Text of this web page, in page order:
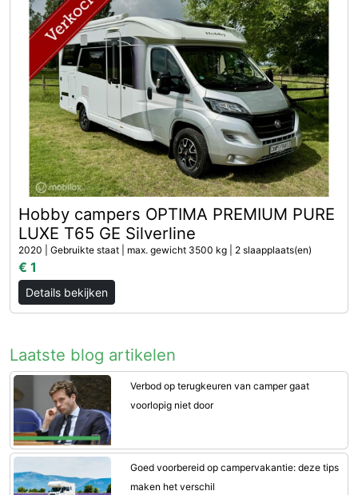
Hobby campers OPTIMA PREMIUM PURE
LUXE T65 GE Silverline
2020 | Gebruikte staat | max. gewicht 3500 kg | 2 slaapplaats(en)
€ 1
Details bekijken
Laatste blog artikelen
Verbod op terugkeuren van camper gaat
voorlopig niet door
Goed voorbereid op campervakantie: deze tips
maken het verschil